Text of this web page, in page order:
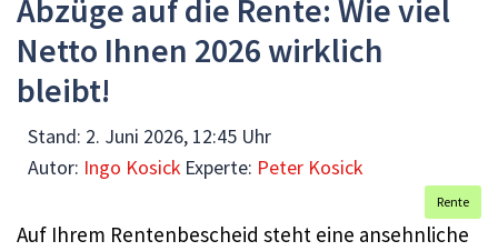
Abzüge auf die Rente: Wie viel
Netto Ihnen 2026 wirklich
bleibt!
Stand: 2. Juni 2026, 12:45 Uhr
Autor: Ingo Kosick Experte: Peter Kosick
Rente
Auf Ihrem Rentenbescheid steht eine ansehnliche